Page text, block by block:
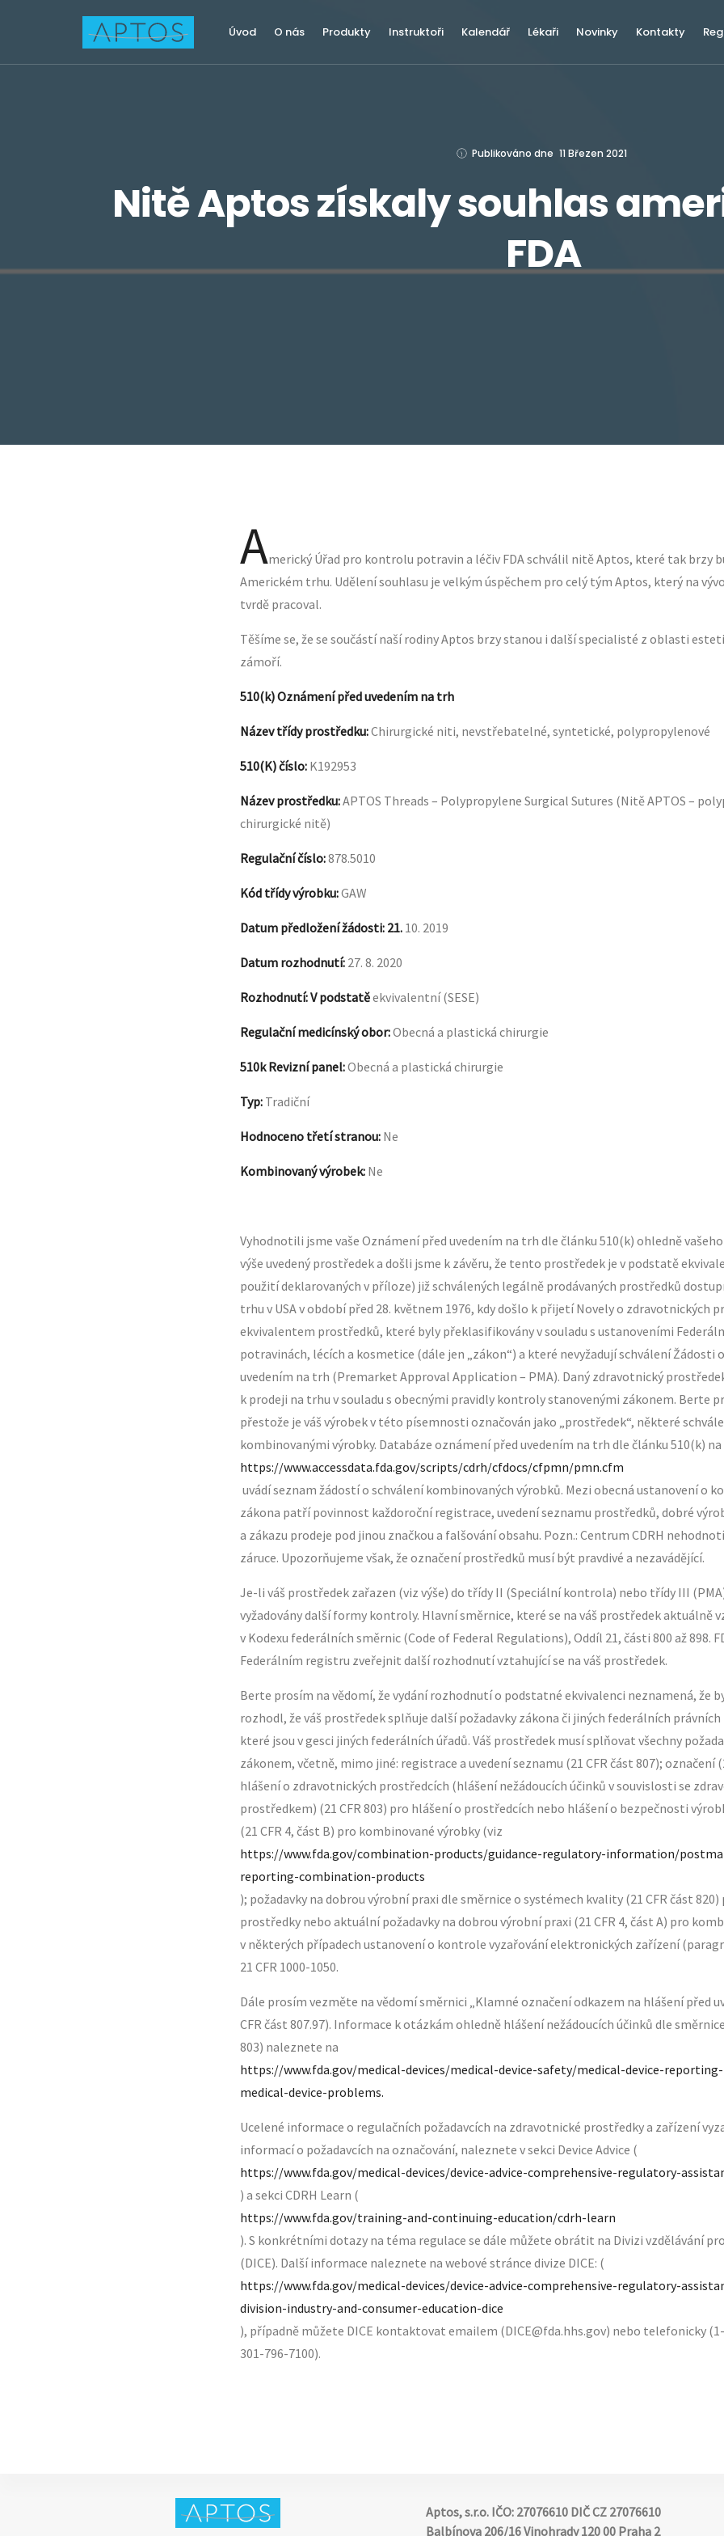
Úvod O nás Produkty Instruktoři Kalendář Lékaři Novinky Kontakty
Publikováno dne 11 Březen 2021
Nitě Aptos získaly souhlas
FDA
Americký Úřad pro kontrolu potravin a léčiv FDA schválil nitě Aptos, které tak brzy
Americkém trhu. Udělení souhlasu je velkým úspěchem pro celý tým Aptos, který na
tvrdě pracoval.
Těšíme se, že se součástí naší rodiny Aptos brzy stanou i další specialisté z oblasti
zámoří.
510(k) Oznámení před uvedením na trh
Název třídy prostředku:Chirurgické niti, nevstřebatelné, syntetické, polypropylenové
510(K) číslo: K192953
Název prostředku:APTOS Threads – Polypropylene Surgical Sutures (Nitě APTOS –
chirurgické nitě)
Regulační číslo:878.5010
Kód třídy výrobku:GAW
Datum předložení žádosti: 21. 10. 2019
Datum rozhodnutí: 27. 8. 2020
Rozhodnutí: V podstatěekvivalentní (SESE)
Regulační medicínský obor:Obecná a plastická chirurgie
510k Revizní panel:Obecná a plastická chirurgie
Typ: Tradiční
Hodnoceno třetí stranou: Ne
Kombinovaný výrobek: Ne
Vyhodnotili jsme vaše Oznámení před uvedením na trh dle článku 510(k) ohledně
výše uvedený prostředek a došli jsme k závěru, že tento prostředek je v podstatě
použití deklarovaných v příloze) již schválených legálně prodávaných prostředků
trhu v USA v období před 28. květnem 1976, kdy došlo k přijetí Novely o zdravotnických
ekvivalentem prostředků, které byly překlasifikovány v souladu s ustanoveními
potravinách, lécích a kosmetice (dále jen „zákon“) a které nevyžadují schválení Žádosti
uvedením na trh (Premarket Approval Application – PMA). Daný zdravotnický
k prodeji na trhu v souladu s obecnými pravidly kontroly stanovenými zákonem. Berte
přestože je váš výrobek v této písemnosti označován jako „prostředek“, některé
kombinovanými výrobky. Databáze oznámení před uvedením na trh dle článku 510(k)
https://www.accessdata.fda.gov/scripts/cdrh/cfdocs/cfpmn/pmn.cfm
uvádí seznam žádostí o schválení kombinovaných výrobků. Mezi obecná ustanovení o
zákona patří povinnost každoroční registrace, uvedení seznamu prostředků, dobré
a zákazu prodeje pod jinou značkou a falšování obsahu. Pozn.: Centrum CDRH
záruce. Upozorňujeme však, že označení prostředků musí být pravdivé a nezavádějící.
Je-li váš prostředek zařazen (viz výše) do třídy II (Speciální kontrola) nebo třídy III
vyžadovány další formy kontroly. Hlavní směrnice, které se na váš prostředek aktuálně
v Kodexu federálních směrnic (Code of Federal Regulations), Oddíl 21, části 800 až 898.
Federálním registru zveřejnit další rozhodnutí vztahující se na váš prostředek.
Berte prosím na vědomí, že vydání rozhodnutí o podstatné ekvivalenci neznamená, že
rozhodl, že váš prostředek splňuje další požadavky zákona či jiných federálních
které jsou v gesci jiných federálních úřadů. Váš prostředek musí splňovat všechny
zákonem, včetně, mimo jiné: registrace a uvedení seznamu (21 CFR část 807); označení
hlášení o zdravotnických prostředcích (hlášení nežádoucích účinků v souvislosti se
prostředkem) (21 CFR 803) pro hlášení o prostředcích nebo hlášení o bezpečnosti
(21 CFR 4, část B) pro kombinované výrobky (viz
https://www.fda.gov/combination-products/guidance-regulatory-information/
reporting-combination-products
); požadavky na dobrou výrobní praxi dle směrnice o systémech kvality (21 CFR část
prostředky nebo aktuální požadavky na dobrou výrobní praxi (21 CFR 4, část A) pro
v některých případech ustanovení o kontrole vyzařování elektronických zařízení
21 CFR 1000-1050.
Dále prosím vezměte na vědomí směrnici „Klamné označení odkazem na hlášení před
CFR část 807.97). Informace k otázkám ohledně hlášení nežádoucích účinků dle směrnice
803) naleznete na
https://www.fda.gov/medical-devices/medical-device-safety/medical-device-
medical-device-problems.
Ucelené informace o regulačních požadavcích na zdravotnické prostředky a zařízení
informací o požadavcích na označování, naleznete v sekci Device Advice (
https://www.fda.gov/medical-devices/device-advice-comprehensive-regulatory-
) a sekci CDRH Learn (
https://www.fda.gov/training-and-continuing-education/cdrh-learn
). S konkrétními dotazy na téma regulace se dále můžete obrátit na Divizi vzdělávání
(DICE). Další informace naleznete na webové stránce divize DICE: (
https://www.fda.gov/medical-devices/device-advice-comprehensive-regulatory-
division-industry-and-consumer-education-dice
), případně můžete DICE kontaktovat emailem (DICE@fda.hhs.gov) nebo telefonicky
301-796-7100).
Aptos, s.r.o. IČO: 27076610 DIČ CZ 27076610
Balbínova 206/16 Vinohrady 120 00 Praha 2